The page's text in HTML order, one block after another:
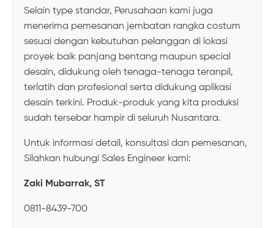
Selain type standar, Perusahaan kami juga
menerima pemesanan jembatan rangka costum
sesuai dengan kebutuhan pelanggan di lokasi
proyek baik panjang bentang maupun special
desain, didukung oleh tenaga-tenaga teranpil,
terlatih dan profesional serta didukung aplikasi
desain terkini. Produk-produk yang kita produksi
sudah tersebar hampir di seluruh Nusantara.
Untuk informasi detail, konsultasi dan pemesanan,
Silahkan hubungi Sales Engineer kami:
Zaki Mubarrak, ST
0811-8439-700